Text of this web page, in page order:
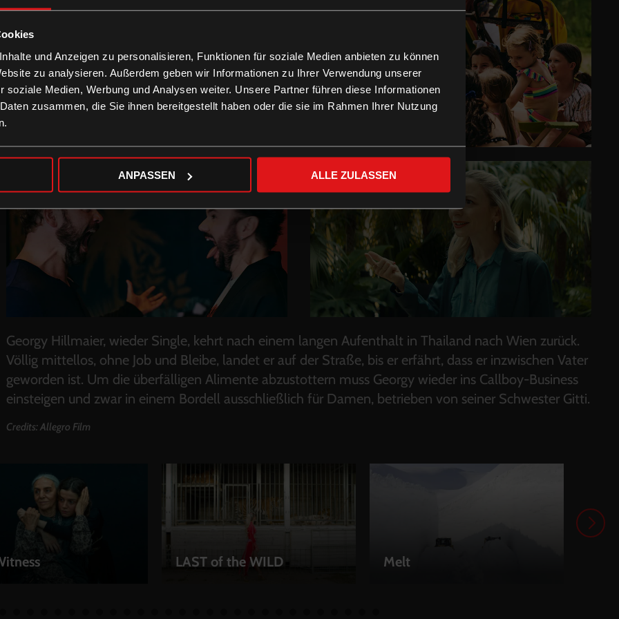
und Anzeigen zu personalisieren, Funktionen für soziale Medien anbieten zu können
zu analysieren. Außerdem geben wir Informationen zu Ihrer Verwendung unserer
soziale Medien, Werbung und Analysen weiter. Unsere Partner führen diese Informationen
zusammen, die Sie ihnen bereitgestellt haben oder die sie im Rahmen Ihrer Nutzung
ANPASSEN ALLE ZULASSEN
Georgy Hillmaier, wieder Single, kehrt nach einem langen Aufenthalt in Thailand nach Wien zurück.
Völlig mittellos, ohne Job und Bleibe, landet er auf der Straße, bis er erfährt, dass er inzwischen Vater
geworden ist. Um die überfälligen Alimente abzustottern muss Georgy wieder ins Callboy-Business
einsteigen und zwar in einem Bordell ausschließlich für Damen, betrieben von seiner Schwester Gitti.
Credits: Allegro Film
LAST of the WILD
LEIHEN Melt
LEIHEN